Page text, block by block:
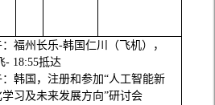
福州长乐-韩国仁川（飞机），
- 18:55抵达
韩国，注册和参加“人工智能新
习及未来发展方向”研讨会